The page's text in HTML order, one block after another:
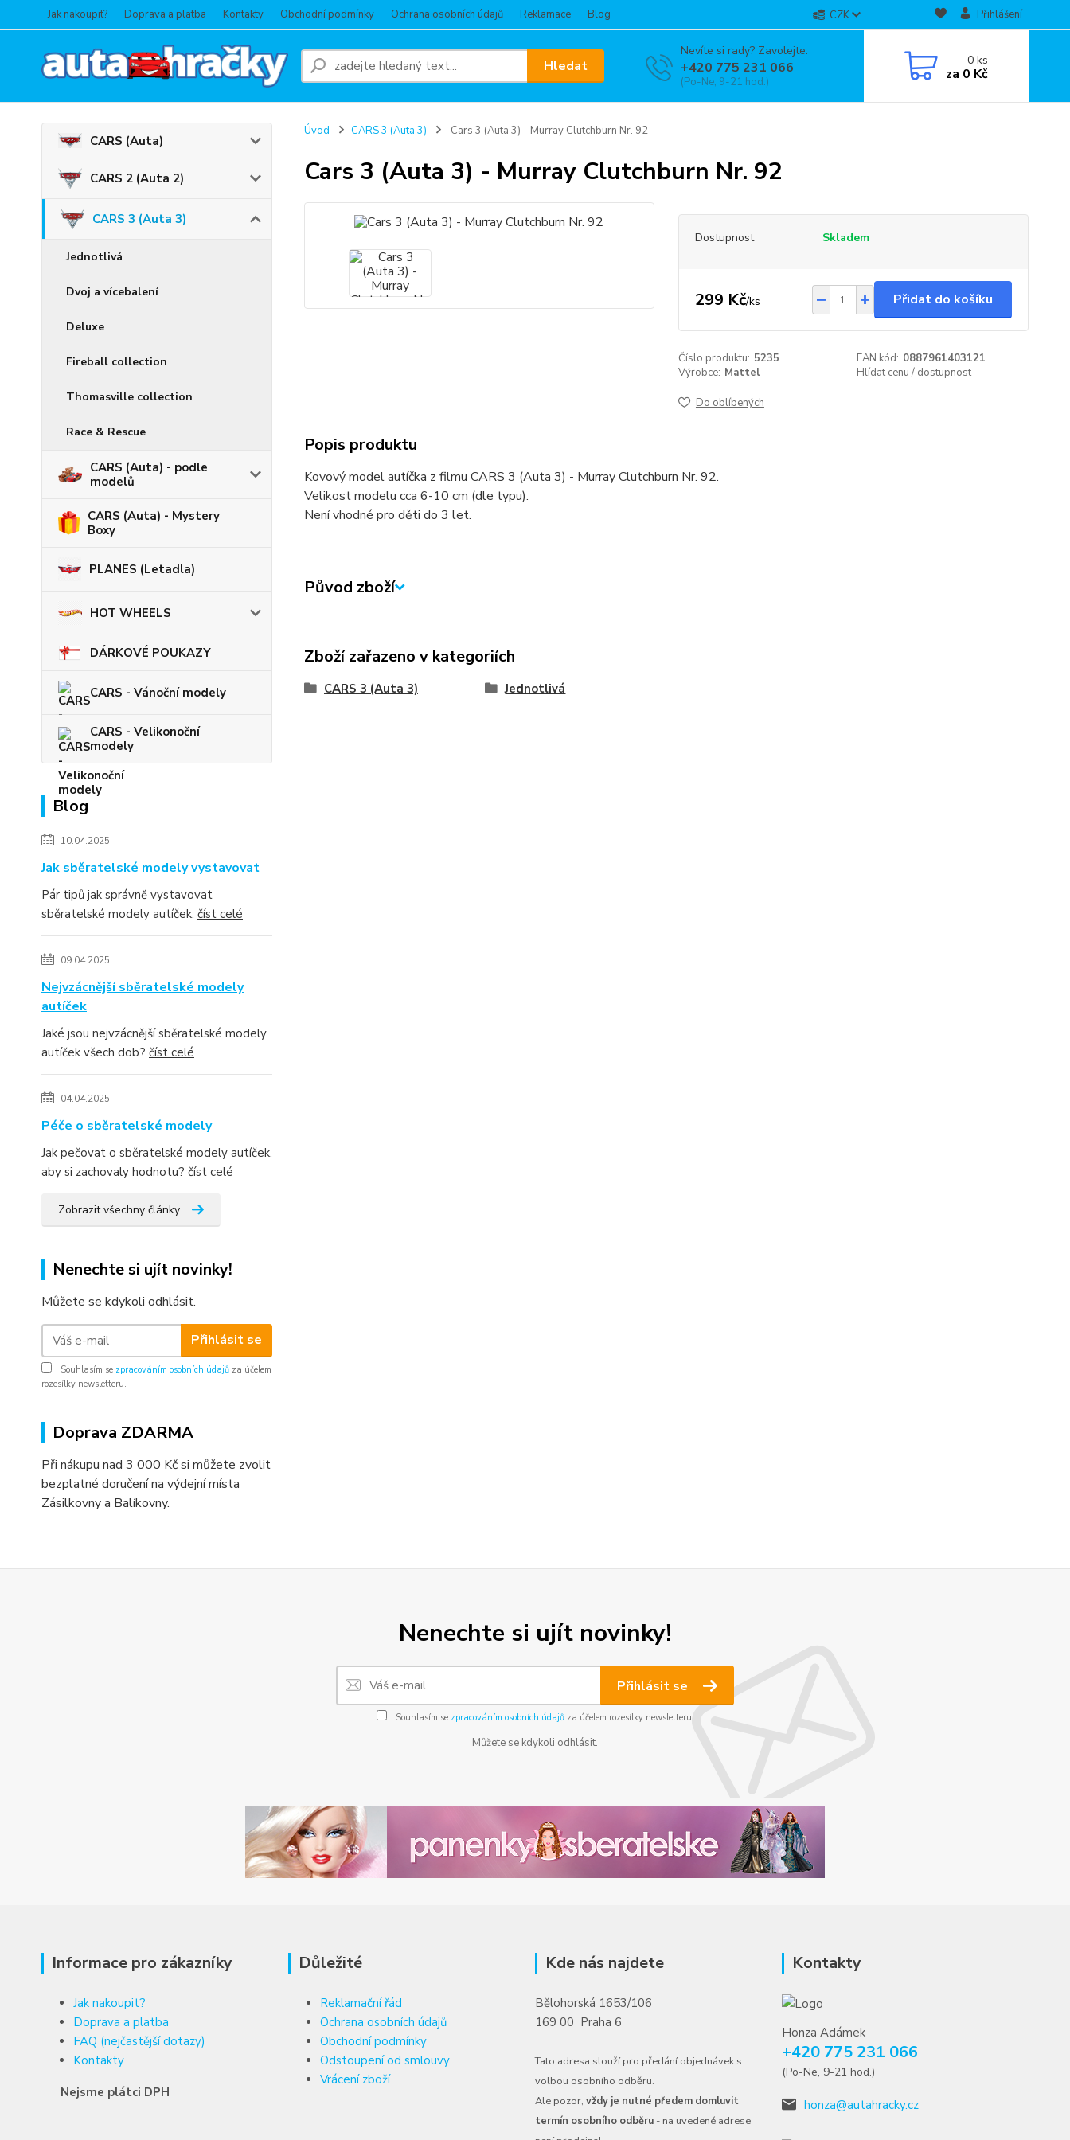
Jak nakoupit? Doprava a platba Kontakty Obchodní podmínky Ochrana osobních údajů Reklamace Blog CZK Přihlášení
Hledat
Nevíte si rady? Zavolejte.
+420 775 231 066
(Po-Ne, 9-21 hod.)
0ks
za 0 Kč
CARS (Auta)
CARS 2 (Auta 2)
CARS 3 (Auta 3)
Jednotlivá
Dvoj a vícebalení
Deluxe
Fireball collection
Thomasville collection
Race & Rescue
CARS (Auta) - podle
modelů
CARS (Auta) - Mystery
Boxy
PLANES (Letadla)
HOT WHEELS
DÁRKOVÉ POUKAZY
CARS - Vánoční modely
CARS - Velikonoční
modely
Blog
10.04.2025
Jak sběratelské modely vystavovat
Pár tipů jak správně vystavovat
sběratelské modely autíček. číst celé
09.04.2025
Nejvzácnější sběratelské modely
autíček
Jaké jsou nejvzácnější sběratelské modely
autíček všech dob? číst celé
04.04.2025
Péče o sběratelské modely
Jak pečovat o sběratelské modely autíček,
aby si zachovaly hodnotu? číst celé
Zobrazit všechny články
Nenechte si ujít novinky!
Můžete se kdykoli odhlásit.
Přihlásit se
Souhlasím se zpracováním osobních údajů za účelem
rozesílky newsletteru.
Doprava ZDARMA
Při nákupu nad 3 000 Kč si můžete zvolit
bezplatné doručení na výdejní místa
Zásilkovny a Balíkovny.
Úvod CARS 3 (Auta 3) Cars 3 (Auta 3) - Murray Clutchburn Nr. 92
Cars 3 (Auta 3) - Murray Clutchburn Nr. 92
Dostupnost Skladem
299 Kč/ks Přidat do košíku
Číslo produktu: 5235 EAN kód: 0887961403121
Výrobce: Mattel Hlídat cenu / dostupnost
Do oblíbených
Popis produktu
Kovový model autíčka z filmu CARS 3 (Auta 3) - Murray Clutchburn Nr. 92.
Velikost modelu cca 6-10 cm (dle typu).
Není vhodné pro děti do 3 let.
Původ zboží
Zboží zařazeno v kategoriích
CARS 3 (Auta 3) Jednotlivá
Nenechte si ujít novinky!
Přihlásit se
Souhlasím se zpracováním osobních údajůza účelem rozesílky newsletteru.
Můžete se kdykoli odhlásit.
Informace pro zákazníky
Jak nakoupit?
Doprava a platba
FAQ (nejčastější dotazy)
Kontakty
Nejsme plátci DPH
Důležité
Reklamační řád
Ochrana osobních údajů
Obchodní podmínky
Odstoupení od smlouvy
Vrácení zboží
Kde nás najdete
Bělohorská 1653/106
169 00 Praha 6
Tato adresa slouží pro předání objednávek s
volbou osobního odběru.
Ale pozor, vždy je nutné předem domluvit
termín osobního odběru - na uvedené adrese
Kontakty
Honza Adámek
+420 775 231 066
(Po-Ne, 9-21 hod.)
honza@autahracky.cz